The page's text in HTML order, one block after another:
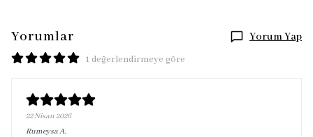
Yorumlar Yorum Yap
1 değerlendirmeye göre
22 Nisan 2026
RumeysaA.